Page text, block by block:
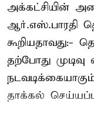
அக்கட்சியின்
ஆர்.எஸ்.பாரதி
கூறியதாவது:-
தற்போது முடிவு
தாக்கல்